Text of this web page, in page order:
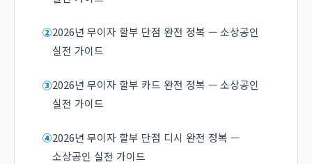
②2026년 무이자 할부 단점 완전 정복 — 소상공인
실전 가이드
③2026년 무이자 할부 카드 완전 정복 — 소상공인
실전 가이드
④2026년 무이자 할부 단점 디시 완전 정복 —
소상공인 실전 가이드